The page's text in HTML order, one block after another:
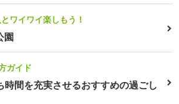
ワイワイ楽しもう！
園
ガイド
時間を充実させるおすすめの過ごし